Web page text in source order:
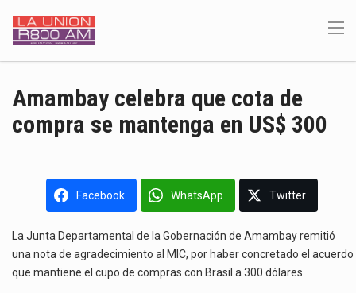
Amambay celebra que cota de
compra se mantenga en US$ 300
Facebook WhatsApp Twitter
La Junta Departamental de la Gobernación de Amambay remitió
una nota de agradecimiento al MIC, por haber concretado el acuerdo
que mantiene el cupo de compras con Brasil a 300 dólares.